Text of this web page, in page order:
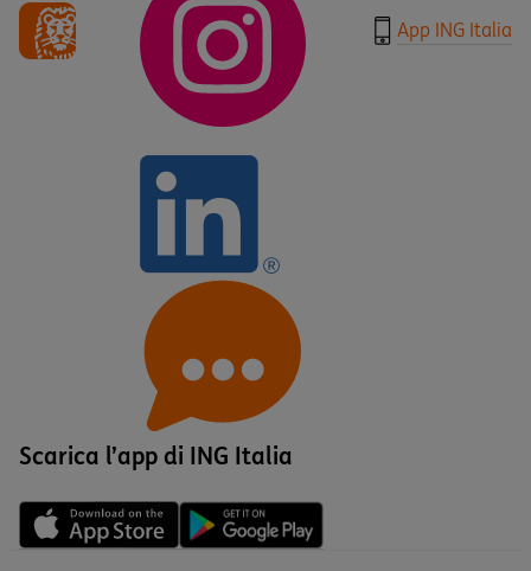
App ING Italia
Scarica l’app di ING Italia